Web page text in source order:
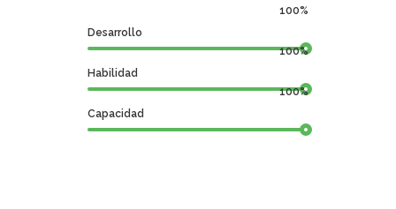
Desarrollo
100%
Habilidad
100%
Capacidad
100%